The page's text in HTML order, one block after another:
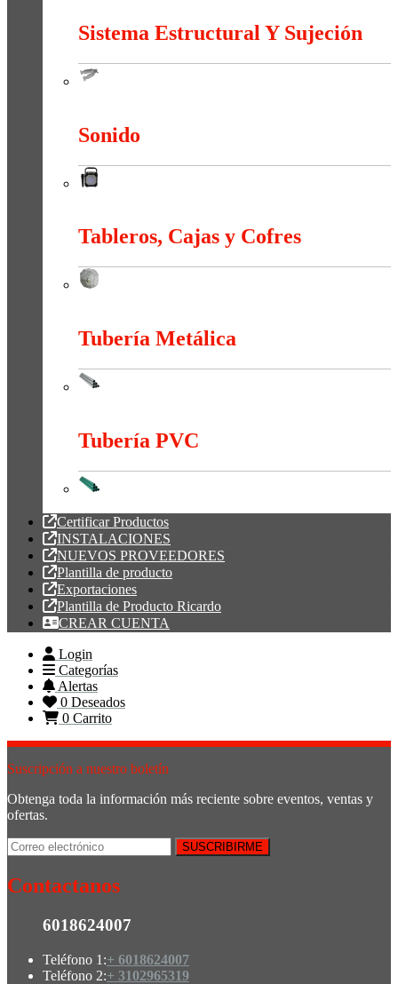
Sistema Estructural Y Sujeción
Sonido
Tableros, Cajas y Cofres
Tubería Metálica
Tubería PVC
Certificar Productos
INSTALACIONES
NUEVOS PROVEEDORES
Plantilla de producto
Exportaciones
Plantilla de Producto Ricardo
CREAR CUENTA
Login
Categorías
Alertas
0 Deseados
0 Carrito
Suscripción a nuestro boletín
Obtenga toda la información más reciente sobre eventos, ventas y
ofertas.
Contactanos
6018624007
Teléfono 1:+ 6018624007
Teléfono 2:+ 3102965319